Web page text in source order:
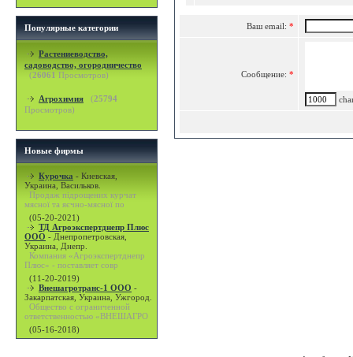
Популярные категории
Растениеводство,
садоводство, огородничество
(26061 Просмотров)
Агрохимия (25794
Просмотров)
Новые фирмы
Курочка - Киевская,
Украина, Васильков.
Продаж підрощених курчат
мясної та яєчно-мясної по
(05-20-2021)
ТД Агроэкспертднепр Плюс
ООО - Днепропетровская,
Украина, Днепр.
Компания «Агроэкспертднепр
Плюс» - поставляет совр
(11-20-2019)
Внешагротранс-1 ООО -
Закарпатская, Украина, Ужгород.
Общество с ограниченной
ответственностью «ВНЕШАГРО
(05-16-2018)
Ваш email: *
Сообщение: *